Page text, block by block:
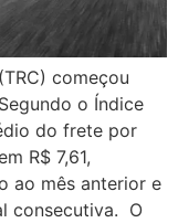
começou
o Índice
do frete por
R$ 7,61,
ao mês anterior e
consecutiva. O